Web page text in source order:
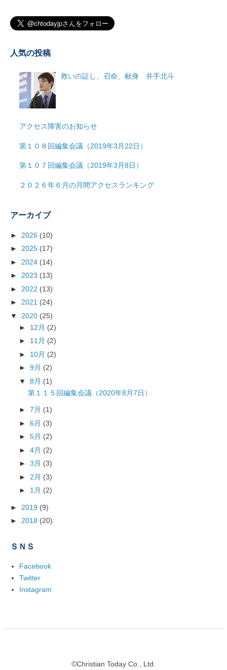
人気の投稿
救いの証し、召命、献身 井手北斗
アクセス障害のお知らせ
第１０８回編集会議（2019年3月22日）
第１０７回編集会議（2019年3月8日）
２０２６年６月の月間アクセスランキング
アーカイブ
► 2026 (10)
► 2025 (17)
► 2024 (14)
► 2023 (13)
► 2022 (13)
► 2021 (24)
▼ 2020 (25)
► 12月 (2)
► 11月 (2)
► 10月 (2)
► 9月 (2)
▼ 8月 (1)
第１１５回編集会議（2020年8月7日）
► 7月 (1)
► 6月 (3)
► 5月 (2)
► 4月 (2)
► 3月 (3)
► 2月 (3)
► 1月 (2)
► 2019 (9)
► 2018 (20)
ＳＮＳ
Facebook
Twitter
Instagram
©Christian Today Co., Ltd.